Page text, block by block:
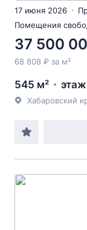
17 июня 2026
Помещения
37 500
68 808 ₽ за м²
545 м² этаж
Хабаровский